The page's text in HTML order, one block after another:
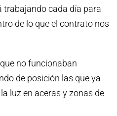
trabajando cada día para
de lo que el contrato nos
no funcionaban
de posición las que ya
luz en aceras y zonas de